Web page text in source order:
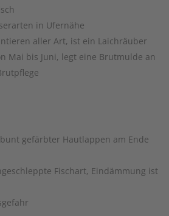
in Ufernähe
aller Art, ist ein Laichräuber
Mai bis Juni, legt eine Brutmulde an
gefärbter Hautlappen am Ende
Fischart, Eindämmung ist